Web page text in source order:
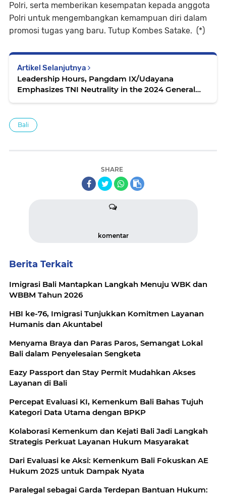
Polri, serta memberikan kesempatan kepada anggota
Polri untuk mengembangkan kemampuan diri dalam
promosi tugas yang baru. Tutup Kombes Satake. (*)
Artikel Selanjutnya
Leadership Hours, Pangdam IX/Udayana
Emphasizes TNI Neutrality in the 2024 General
Bali
SHARE
komentar
Berita Terkait
Imigrasi Bali Mantapkan Langkah Menuju WBK dan
WBBM Tahun 2026
HBI ke-76, Imigrasi Tunjukkan Komitmen Layanan
Humanis dan Akuntabel
Menyama Braya dan Paras Paros, Semangat Lokal
Bali dalam Penyelesaian Sengketa
Eazy Passport dan Stay Permit Mudahkan Akses
Layanan di Bali
Percepat Evaluasi KI, Kemenkum Bali Bahas Tujuh
Kategori Data Utama dengan BPKP
Kolaborasi Kemenkum dan Kejati Bali Jadi Langkah
Strategis Perkuat Layanan Hukum Masyarakat
Dari Evaluasi ke Aksi: Kemenkum Bali Fokuskan AE
Hukum 2025 untuk Dampak Nyata
Paralegal sebagai Garda Terdepan Bantuan Hukum: